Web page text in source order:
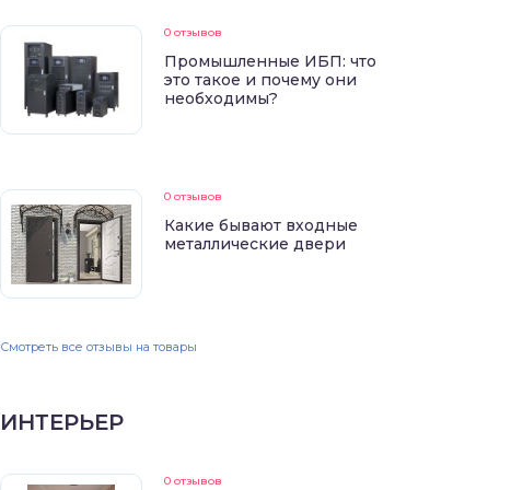
0 отзывов
Промышленные ИБП: что
это такое и почему они
необходимы?
0 отзывов
Какие бывают входные
металлические двери
Смотреть все отзывы на товары
ИНТЕРЬЕР
0 отзывов